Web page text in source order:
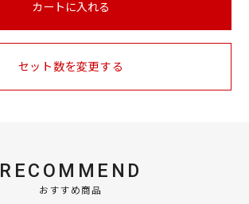
カートに入れる
セット数を変更する
RECOMMEND
おすすめ商品